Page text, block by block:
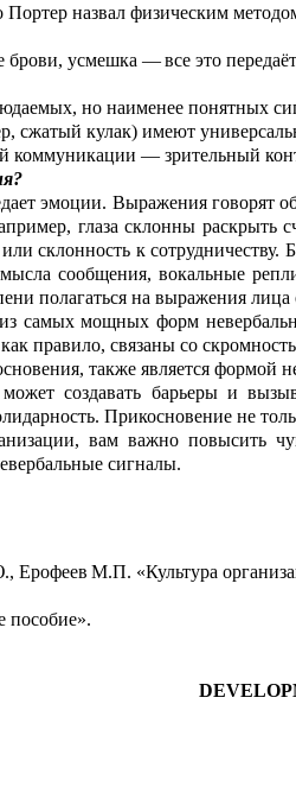
Портер назвал физическим
брови, усмешка —все это
но наименее понятных
сжатый кулак) имеют
коммуникации — зрительный
эмоции. Выражения говорят
глаза склонны раскрыть
ли склонность ксотрудничеству. Б
сообщения, вокальные реп
полагаться на выражения
из самых мощных форм
правило, связаны со скромно
также является формой н
создавать барьеры и
Прикосновение не
изации, вам важно повысить
сигналы.
, Ерофеев М.П. «Культура
пособие».